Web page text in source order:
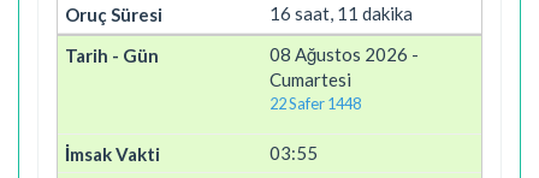
16 saat, 11 dakika
08 Ağustos 2026 -
Cumartesi
22 Safer 1448
03:55